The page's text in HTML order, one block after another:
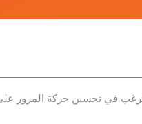
في تحسين حركة المرور